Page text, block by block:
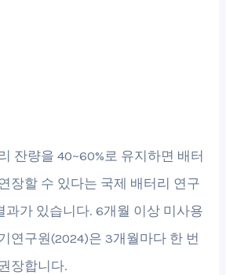
잔량을 40~60%로 유지하면 배터
장할 수 있다는 국제 배터리 연구
과가 있습니다. 6개월 이상 미사용
연구원(2024)은 3개월마다 한 번
장합니다.